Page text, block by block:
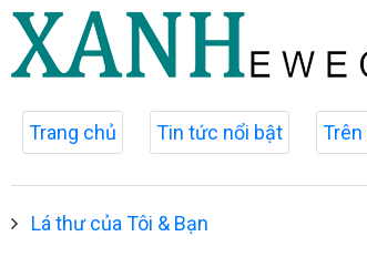
Trang chủ Tin tức nổi bật
Lá thư của Tôi & Bạn